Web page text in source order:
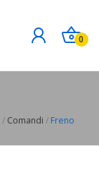
0
Comandi Freno